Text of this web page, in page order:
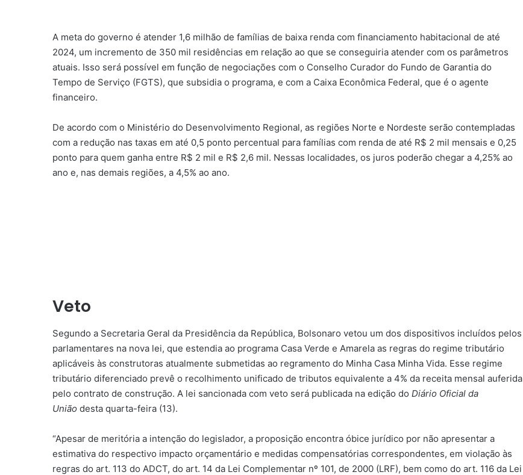
A meta do governo é atender 1,6 milhão de famílias de baixa renda com financiamento habitacional de até
2024, um incremento de 350 mil residências em relação ao que se conseguiria atender com os parâmetros
atuais. Isso será possível em função de negociações com o Conselho Curador do Fundo de Garantia do
Tempo de Serviço (FGTS), que subsidia o programa, e com a Caixa Econômica Federal, que é o agente
financeiro.
De acordo com o Ministério do Desenvolvimento Regional, as regiões Norte e Nordeste serão contempladas
com a redução nas taxas em até 0,5 ponto percentual para famílias com renda de até R$ 2 mil mensais e 0,25
ponto para quem ganha entre R$ 2 mil e R$ 2,6 mil. Nessas localidades, os juros poderão chegar a 4,25% ao
ano e, nas demais regiões, a 4,5% ao ano.
Veto
Segundo a Secretaria Geral da Presidência da República, Bolsonaro vetou um dos dispositivos incluídos pelos
parlamentares na nova lei, que estendia ao programa Casa Verde e Amarela as regras do regime tributário
aplicáveis às construtoras atualmente submetidas ao regramento do Minha Casa Minha Vida. Esse regime
tributário diferenciado prevê o recolhimento unificado de tributos equivalente a 4% da receita mensal auferida
pelo contrato de construção. A lei sancionada com veto será publicada na edição do Diário Oficial da
União desta quarta-feira (13).
“Apesar de meritória a intenção do legislador, a proposição encontra óbice jurídico por não apresentar a
estimativa do respectivo impacto orçamentário e medidas compensatórias correspondentes, em violação às
regras do art. 113 do ADCT, do art. 14 da Lei Complementar nº 101, de 2000 (LRF), bem como do art. 116 da Lei